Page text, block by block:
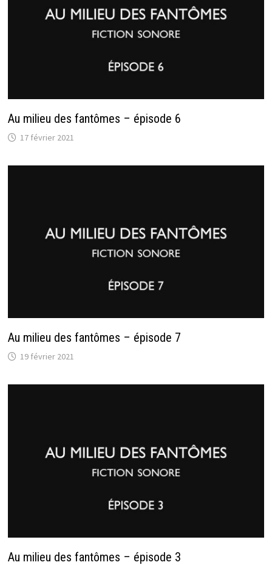
Au milieu des fantômes – épisode 6
17 février 2021
Au milieu des fantômes – épisode 7
19 février 2021
Au milieu des fantômes – épisode 3